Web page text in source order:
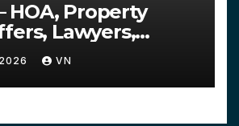
HOA, Property
Lawyers,
VN